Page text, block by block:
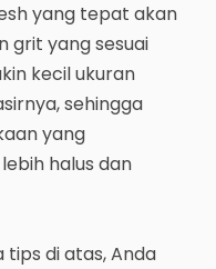
yang tepat akan
grit yang sesuai
kecil ukuran
sehingga
yang
halus dan
di atas, Anda